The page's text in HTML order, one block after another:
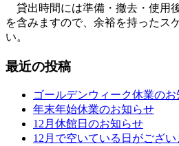
貸出時間には準備・撤去・使用
を含みますので、余裕を持ったス
い。
最近の投稿
ゴールデンウィーク休業のお
年末年始休業のお知らせ
12月休館日のお知らせ
12月で空いている日がござい